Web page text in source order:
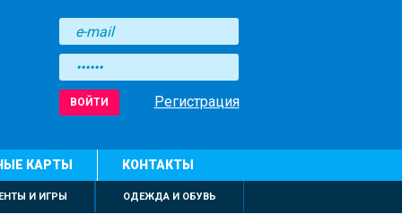
ВОЙТИ Регистрация
КАРТЫ КОНТАКТЫ
И ИГРЫ ОДЕЖДА И ОБУВЬ